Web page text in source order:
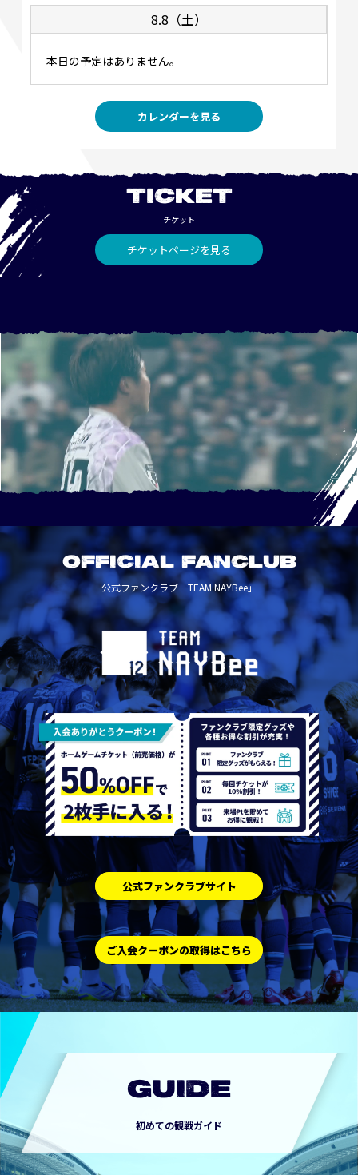
8.8（土）
本日の予定はありません。
カレンダーを見る
TICKET
チケット
チケットページを見る
OFFICIAL FANCLUB
公式ファンクラブ「TEAM NAYBee」
公式ファンクラブサイト
ご入会クーポンの取得はこちら
GUIDE
初めての観戦ガイド